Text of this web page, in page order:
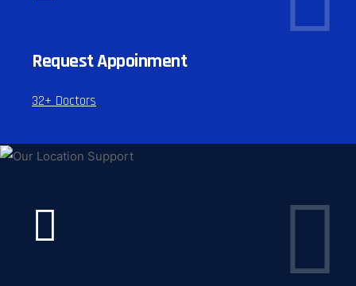
Request Appoinment
32+ Doctors